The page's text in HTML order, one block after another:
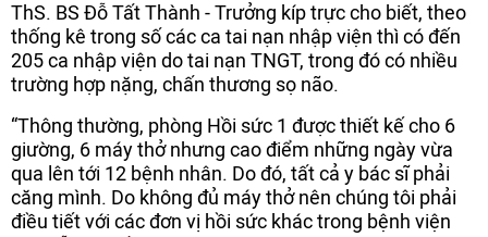
ThS. BS Đỗ Tất Thành - Trưởng kíp trực cho biết, theo
thống kê trong số các ca tai nạn nhập viện thì có đến
205 ca nhập viện do tai nạn TNGT, trong đó có nhiều
trường hợp nặng, chấn thương sọ não.
“Thông thường, phòng Hồi sức 1 được thiết kế cho 6
giường, 6 máy thở nhưng cao điểm những ngày vừa
qua lên tới 12 bệnh nhân. Do đó, tất cả y bác sĩ phải
căng mình. Do không đủ máy thở nên chúng tôi phải
điều tiết với các đơn vị hồi sức khác trong bệnh viện